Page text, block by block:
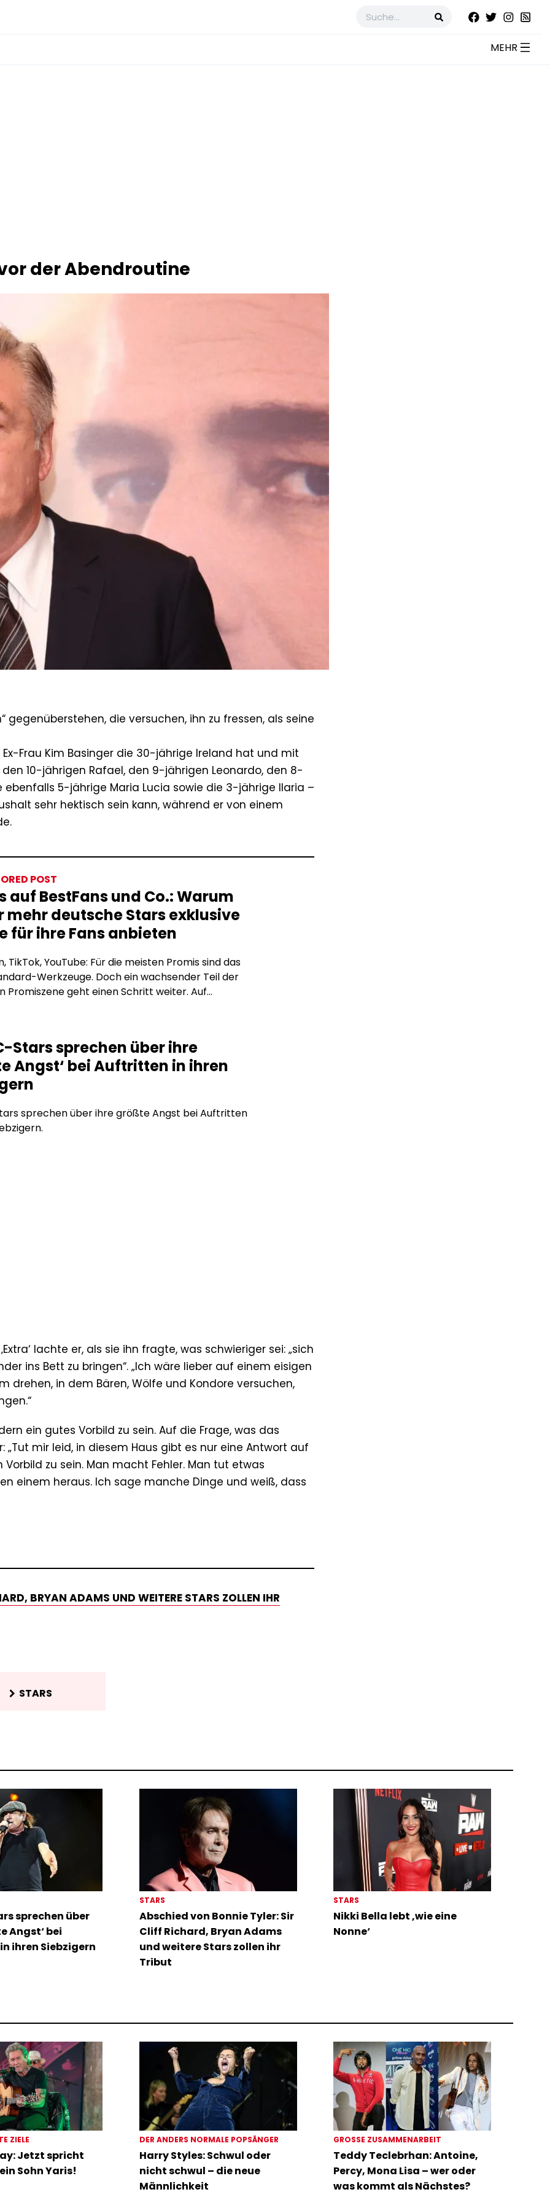
der Abendroutine
gegenüberstehen, die versuchen, ihn zu fressen, als seine
Frau Kim Basinger die 30-jährige Ireland hat und mit
10-jährigen Rafael, den 9-jährigen Leonardo, den 8-
5-jährige Maria Lucia sowie die 3-jährige Ilaria –
sehr hektisch sein kann, während er von einem
POST
auf BestFans und Co.: Warum
mehr deutsche Stars exklusive
für ihre Fans anbieten
TikTok, YouTube: Für die meisten Promis sind das
Werkzeuge. Doch ein wachsender Teil der
Promiszene geht einen Schritt weiter. Auf
ohne Reichweitenbeschränkungen und ohne
die den Inhalt einschränken. Was steckt
Trend, und warum […]
Stars sprechen über ihre
Angst‘ bei Auftritten in ihren
sprechen über ihre größte Angst bei Auftritten
lachte er, als sie ihn fragte, was schwieriger sei: „sich
ins Bett zu bringen“. „Ich wäre lieber auf einem eisigen
drehen, in dem Bären, Wölfe und Kondore versuchen,
ein gutes Vorbild zu sein. Auf die Frage, was das
mir leid, in diesem Haus gibt es nur eine Antwort auf
zu sein. Man macht Fehler. Man tut etwas
einem heraus. Ich sage manche Dinge und weiß, dass
BRYAN ADAMS UND WEITERE STARS ZOLLEN IHR
STARS
sprechen über
Angst‘ bei
ihren Siebzigern
STARS
Abschied von Bonnie Tyler: Sir
Cliff Richard, Bryan Adams
und weitere Stars zollen ihr
Tribut
STARS
Nikki Bella lebt ‚wie eine
Nonne‘
ZIELE
Jetzt spricht
Sohn Yaris!
DER ANDERS NORMALE POPSÄNGER
Harry Styles: Schwul oder
nicht schwul – die neue
Männlichkeit
GROSSE ZUSAMMENARBEIT
Teddy Teclebrhan: Antoine,
Percy, Mona Lisa – wer oder
was kommt als Nächstes?